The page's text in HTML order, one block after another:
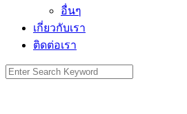
อื่นๆ
เกี่ยวกับเรา
ติดต่อเรา
Search
for: